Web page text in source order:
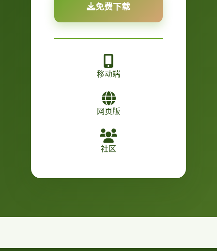
免费下载
移动端
网页版
社区